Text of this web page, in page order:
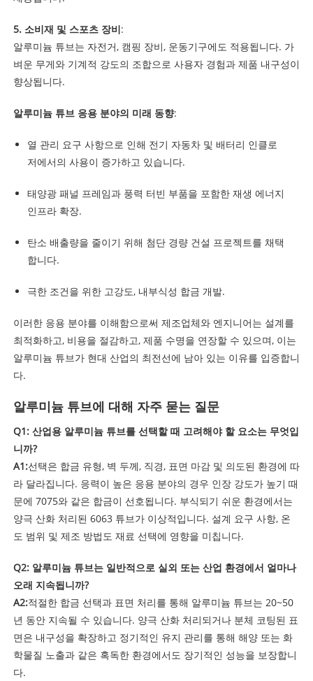
5. 소비재 및 스포츠 장비:
알루미늄 튜브는 자전거, 캠핑 장비, 운동기구에도 적용됩니다. 가
벼운 무게와 기계적 강도의 조합으로 사용자 경험과 제품 내구성이
향상됩니다.
알루미늄 튜브 응용 분야의 미래 동향:
열 관리 요구 사항으로 인해 전기 자동차 및 배터리 인클로
저에서의 사용이 증가하고 있습니다.
태양광 패널 프레임과 풍력 터빈 부품을 포함한 재생 에너지
인프라 확장.
탄소 배출량을 줄이기 위해 첨단 경량 건설 프로젝트를 채택
합니다.
극한 조건을 위한 고강도, 내부식성 합금 개발.
이러한 응용 분야를 이해함으로써 제조업체와 엔지니어는 설계를
최적화하고, 비용을 절감하고, 제품 수명을 연장할 수 있으며, 이는
알루미늄 튜브가 현대 산업의 최전선에 남아 있는 이유를 입증합니
다.
알루미늄 튜브에 대해 자주 묻는 질문
Q1: 산업용 알루미늄 튜브를 선택할 때 고려해야 할 요소는 무엇입
니까?
A1:선택은 합금 유형, 벽 두께, 직경, 표면 마감 및 의도된 환경에 따
라 달라집니다. 응력이 높은 응용 분야의 경우 인장 강도가 높기 때
문에 7075와 같은 합금이 선호됩니다. 부식되기 쉬운 환경에서는
양극 산화 처리된 6063 튜브가 이상적입니다. 설계 요구 사항, 온
도 범위 및 제조 방법도 재료 선택에 영향을 미칩니다.
Q2: 알루미늄 튜브는 일반적으로 실외 또는 산업 환경에서 얼마나
오래 지속됩니까?
A2:적절한 합금 선택과 표면 처리를 통해 알루미늄 튜브는 20~50
년 동안 지속될 수 있습니다. 양극 산화 처리되거나 분체 코팅된 표
면은 내구성을 확장하고 정기적인 유지 관리를 통해 해양 또는 화
학물질 노출과 같은 혹독한 환경에서도 장기적인 성능을 보장합니
다.